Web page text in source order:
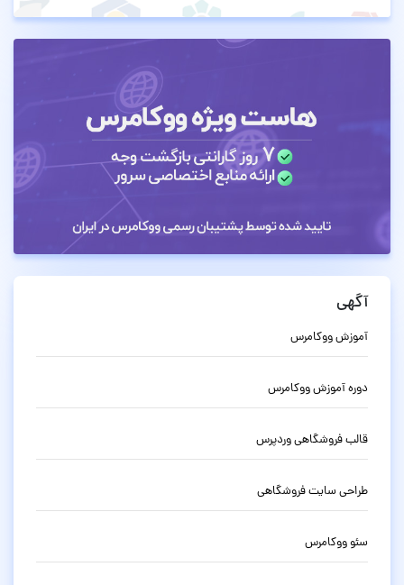
آگهی
آموزش ووکامرس
دوره آموزش ووکامرس
قالب فروشگاهی وردپرس
طراحی سایت فروشگاهی
سئو ووکامرس